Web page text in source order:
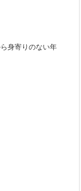
身寄りのない年